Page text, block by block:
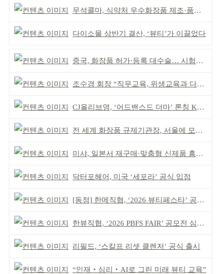
무석콜마, 식약처 우수화장품 제조·품질관리 체계 인정
다이소몰 상반기 결산, ‘뷰티’가 이끌었다
중국, 화장품 허가·등록 대수술… 시험자료 공용 허용
조수경 회장 “직무교육, 위생교육과 다르다”
CJ올리브영, ‘어드밴스드 더마’ 론칭 K더마 육성 박차
전 세계 화장품 규제기관장, 서울에 모인다
미샤, 일본서 재구매·맞춤형 신제품 흥행 ‘쌍끌이’
닥터포헤어, 미국 ‘세포라’ 공식 입점
[동정] 한메직협, ‘2026 뷰티페스타’ 공동 주최
한뷰직협, ‘2026 PBFS FAIR’ 공모전 심사 성료
리필드, ‘스칼프 리셋 클렌저’ 공식 출시
“인재‧심리‧AI로 그린 미래 뷰티 교육”